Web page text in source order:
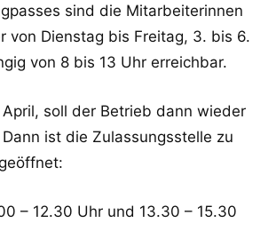
sind die Mitarbeiterinnen
von Dienstag bis Freitag, 3. bis 6.
von 8 bis 13 Uhr erreichbar.
soll der Betrieb dann wieder
ist die Zulassungsstelle zu
– 12.30 Uhr und 13.30 – 15.30